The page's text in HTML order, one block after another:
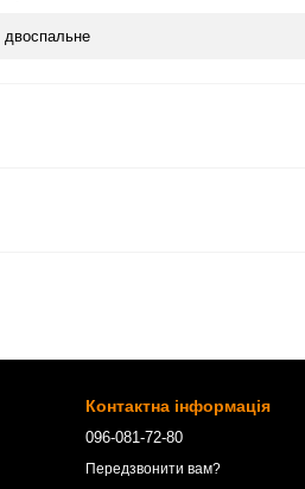
двоспальне
Контактна інформація
096-081-72-80
Передзвонити вам?